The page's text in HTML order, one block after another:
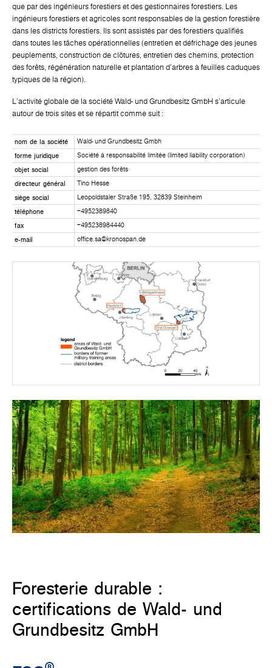
que par des ingénieurs forestiers et des gestionnaires forestiers. Les
ingénieurs forestiers et agricoles sont responsables de la gestion forestière
dans les districts forestiers. Ils sont assistés par des forestiers qualifiés
dans toutes les tâches opérationnelles (entretien et défrichage des jeunes
peuplements, construction de clôtures, entretien des chemins, protection
des forêts, régénération naturelle et plantation d'arbres à feuilles caduques
typiques de la région).
L'activité globale de la société Wald- und Grundbesitz GmbH s'articule
autour de trois sites et se répartit comme suit :
nom de la société Wald- und Grundbesitz Gmbh
forme juridique Société à responsabilité limitée (limited liability corporation)
objet social gestion des forêts
directeur général Tino Hesse
siège social Leopoldstaler Straße 195, 32839 Steinheim
téléphone +4952389840
fax +495238984440
e-mail office.sa@kronospan.de
Foresterie durable :
certifications de Wald- und
Grundbesitz GmbH